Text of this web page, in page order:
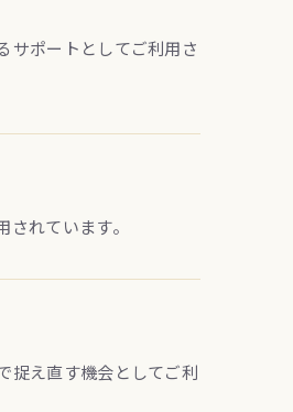
サポートとしてご利用さ
れています。
捉え直す機会としてご利